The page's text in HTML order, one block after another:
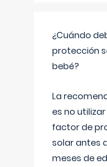
¿Cuándo
protección
bebé?
La
es no
factor de
solar antes
meses de